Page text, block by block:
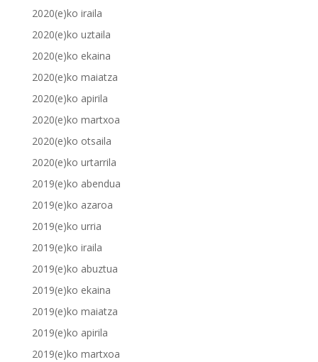
2020(e)ko iraila
2020(e)ko uztaila
2020(e)ko ekaina
2020(e)ko maiatza
2020(e)ko apirila
2020(e)ko martxoa
2020(e)ko otsaila
2020(e)ko urtarrila
2019(e)ko abendua
2019(e)ko azaroa
2019(e)ko urria
2019(e)ko iraila
2019(e)ko abuztua
2019(e)ko ekaina
2019(e)ko maiatza
2019(e)ko apirila
2019(e)ko martxoa